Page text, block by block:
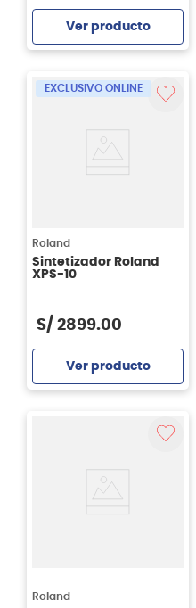
Ver producto
EXCLUSIVO ONLINE
Roland
Sintetizador Roland
XPS-10
S/ 2899.00
Ver producto
Roland